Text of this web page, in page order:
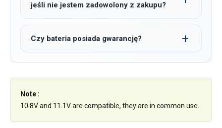
jeśli nie jestem zadowolony z zakupu?
Czy bateria posiada gwarancję?
Note :
10.8V and 11.1V are compatible, they are in common use.